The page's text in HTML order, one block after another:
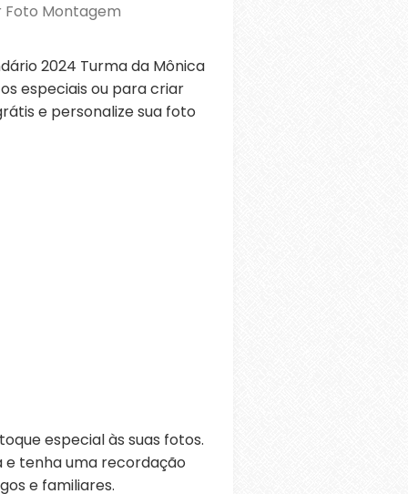
Foto Montagem
2024 Turma da Mônica
especiais ou para criar
e personalize sua foto
especial às suas fotos.
e tenha uma recordação
e familiares.